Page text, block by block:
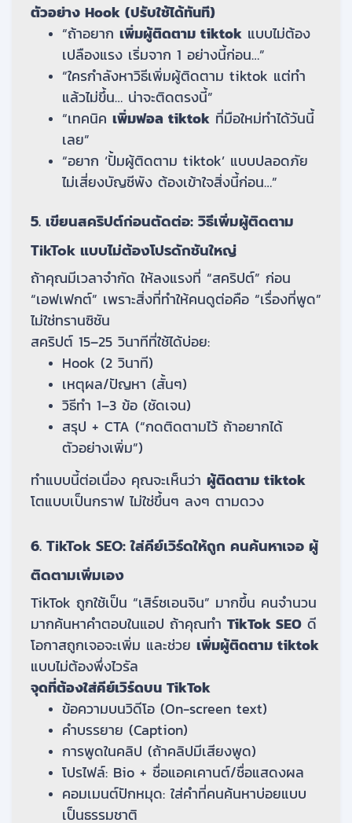
ตัวอย่าง Hook (ปรับใช้ได้ทันที)
“ถ้าอยาก เพิ่มผู้ติดตาม tiktok แบบไม่ต้อง
เปลืองแรง เริ่มจาก 1 อย่างนี้ก่อน…”
“ใครกำลังหาวิธีเพิ่มผู้ติดตาม tiktok แต่ทำ
แล้วไม่ขึ้น… น่าจะติดตรงนี้”
“เทคนิค เพิ่มฟอล tiktok ที่มือใหม่ทำได้วันนี้
เลย”
“อยาก ‘ปั้มผู้ติดตาม tiktok’ แบบปลอดภัย
ไม่เสี่ยงบัญชีพัง ต้องเข้าใจสิ่งนี้ก่อน…”
5. เขียนสคริปต์ก่อนตัดต่อ: วิธีเพิ่มผู้ติดตาม
TikTok แบบไม่ต้องโปรดักชันใหญ่
ถ้าคุณมีเวลาจำกัด ให้ลงแรงที่ “สคริปต์” ก่อน
“เอฟเฟกต์” เพราะสิ่งที่ทำให้คนดูต่อคือ “เรื่องที่พูด”
ไม่ใช่ทรานซิชัน
สคริปต์ 15–25 วินาทีที่ใช้ได้บ่อย:
Hook (2 วินาที)
เหตุผล/ปัญหา (สั้นๆ)
วิธีทำ 1–3 ข้อ (ชัดเจน)
สรุป + CTA (“กดติดตามไว้ ถ้าอยากได้
ตัวอย่างเพิ่ม”)
ทำแบบนี้ต่อเนื่อง คุณจะเห็นว่า ผู้ติดตาม tiktok
โตแบบเป็นกราฟ ไม่ใช่ขึ้นๆ ลงๆ ตามดวง
6. TikTok SEO: ใส่คีย์เวิร์ดให้ถูก คนค้นหาเจอ ผู้
ติดตามเพิ่มเอง
TikTok ถูกใช้เป็น “เสิร์ชเอนจิน” มากขึ้น คนจำนวน
มากค้นหาคำตอบในแอป ถ้าคุณทำ TikTok SEO ดี
โอกาสถูกเจอจะเพิ่ม และช่วย เพิ่มผู้ติดตาม tiktok
แบบไม่ต้องพึ่งไวรัล
จุดที่ต้องใส่คีย์เวิร์ดบน TikTok
ข้อความบนวิดีโอ (On-screen text)
คำบรรยาย (Caption)
การพูดในคลิป (ถ้าคลิปมีเสียงพูด)
โปรไฟล์: Bio + ชื่อแอคเคานต์/ชื่อแสดงผล
คอมเมนต์ปักหมุด: ใส่คำที่คนค้นหาบ่อยแบบ
เป็นธรรมชาติ